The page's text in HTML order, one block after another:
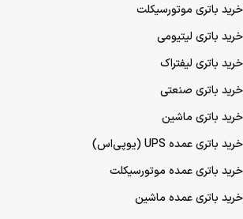
خرید باتری موتورسیکلت
خرید باتری لیتیومی
خرید باتری لیفتراک
خرید باتری صنعتی
خرید باتری ماشین
خرید باتری عمده UPS (یو‌پی‌اس)
خرید باتری عمده موتورسیکلت
خرید باتری عمده ماشین